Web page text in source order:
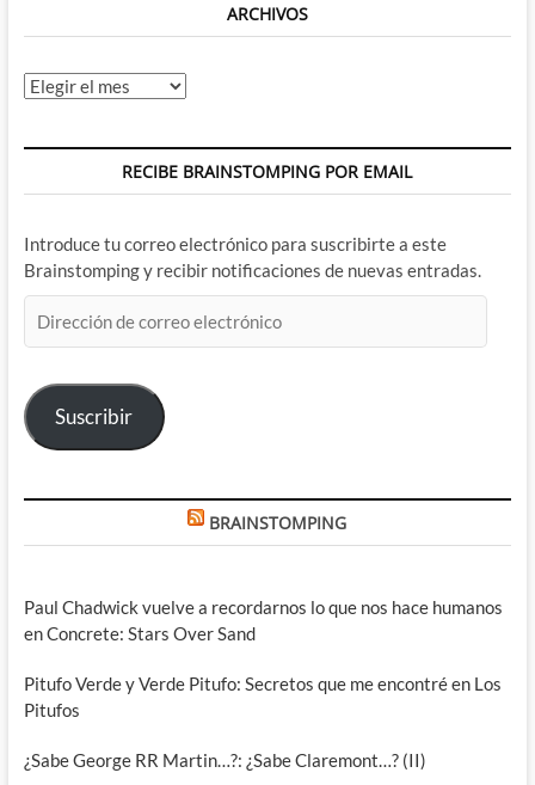
ARCHIVOS
Archivos
RECIBE BRAINSTOMPING POR EMAIL
Introduce tu correo electrónico para suscribirte a este
Brainstomping y recibir notificaciones de nuevas entradas.
de
electrónico
Suscribir
BRAINSTOMPING
Paul Chadwick vuelve a recordarnos lo que nos hace humanos
en Concrete: Stars Over Sand
Pitufo Verde y Verde Pitufo: Secretos que me encontré en Los
Pitufos
¿Sabe George RR Martin…?: ¿Sabe Claremont…? (II)